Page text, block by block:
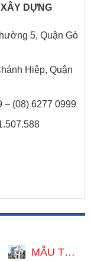
DỰNG
5, Quận Gò
Hiệp, Quận
– (08) 6277 0999
MẪU THIẾT KẾ BIỆT THỰ 2 TẦNG MÁI THÁI 3 PHÒNG NGỦ 9X16M